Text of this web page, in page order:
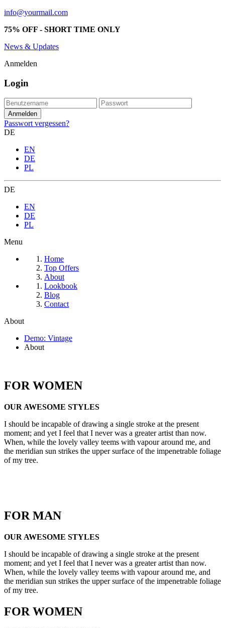
info@yourmail.com
75% OFF - SHORT TIME ONLY
News & Updates
Anmelden
Login
Passwort vergessen?
DE
EN
DE
PL
DE
EN
DE
PL
Menu
Home
Top Offers
About
Lookbook
Blog
Contact
About
Demo: Vintage
About
FOR WOMEN
OUR AWESOME STYLES
I should be incapable of drawing a single stroke at the present
moment; and yet I feel that I never was a greater artist than now.
When, while the lovely valley teems with vapour around me, and
the meridian sun strikes the upper surface of the impenetrable foliage
of my tree.
FOR MAN
OUR AWESOME STYLES
I should be incapable of drawing a single stroke at the present
moment; and yet I feel that I never was a greater artist than now.
When, while the lovely valley teems with vapour around me, and
the meridian sun strikes the upper surface of the impenetrable foliage
of my tree.
FOR WOMEN